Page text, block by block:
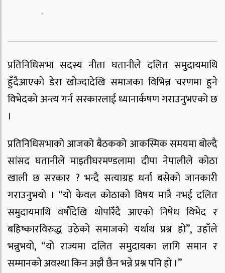
प्रतिनिधिसभा सदस्य नीता घतानीले दलित समुदायमाथि
हुँदैआएको डेरा खोज्दादेखि समाजका विभिन्न चरणमा हुने
विभेदको अन्त्य गर्न सरकारलाई ध्यानार्कषण गराउनुभएको छ
।
प्रतिनिधिसभाको आजको बैठकको आकस्मिक समयमा बोल्दै
सांसद घतानीले माइतीघरमण्डलामा दीपा नेपालीले कोठा
खाली छ सरकार ? भन्दै सत्याग्रह धर्ना बसेको जानकारी
गराउनुभयो । “यो केवल कोठाको विषय मात्रै नभई दलित
समुदायमाथि वर्षौंदेखि थोपरिँदै आएको निषेध विभेद र
बहिष्कारविरुद्ध उठेको समाजको यर्थाथ प्रश्न हो”, उहाँले
भन्नुभयो, “यो राज्यमा दलित समुदायका लागि समान र
सम्मानको अवस्था किन अझै छैन भन्ने प्रश्न पनि हो ।”